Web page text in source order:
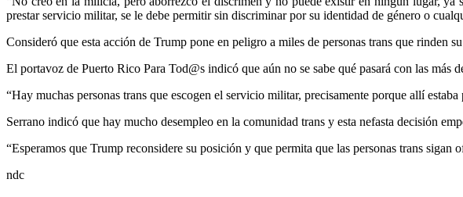
prestar servicio militar, se le debe permitir sin discriminar por su identidad de género o
Consideró que esta acción de Trump pone en peligro a miles de personas trans que rinden
El portavoz de Puerto Rico Para Tod@s indicó que aún no se sabe qué pasará con las más
“Hay muchas personas trans que escogen el servicio militar, precisamente porque allí
Serrano indicó que hay mucho desempleo en la comunidad trans y esta nefasta decisión
“Esperamos que Trump reconsidere su posición y que permita que las personas trans
ndc